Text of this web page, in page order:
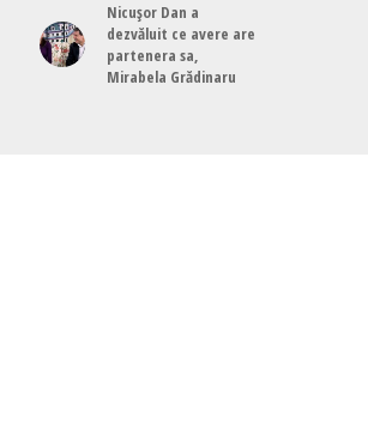
Nicușor Dan a
dezvăluit ce avere are
partenera sa,
Mirabela Grădinaru